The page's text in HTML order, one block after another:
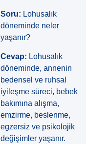
Soru: Lohusalık
döneminde neler
yaşanır?
Cevap: Lohusalık
döneminde, annenin
bedensel ve ruhsal
iyileşme süreci, bebek
bakımına alışma,
emzirme, beslenme,
egzersiz ve psikolojik
değişimler yaşanır.